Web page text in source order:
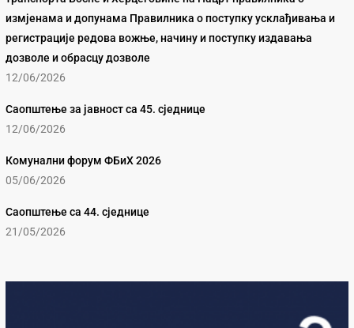
измјенама и допунама Правилника о поступку усклађивања и
регистрације редова вожње, начину и поступку издавања
дозволе и обрасцу дозволе
12/06/2026
Саопштење за јавност са 45. сједнице
12/06/2026
Комунални форум ФБиХ 2026
05/06/2026
Саопштење са 44. сједнице
21/05/2026